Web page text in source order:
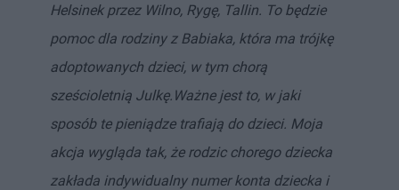
Helsinek przez Wilno, Rygę, Tallin. To będzie
pomoc dla rodziny z Babiaka, która ma trójkę
adoptowanych dzieci, w tym chorą
sześcioletnią Julkę. Ważne jest to, w jaki
sposób te pieniądze trafiają do dzieci. Moja
akcja wygląda tak, że rodzic chorego dziecka
zakłada indywidualny numer konta dziecka i